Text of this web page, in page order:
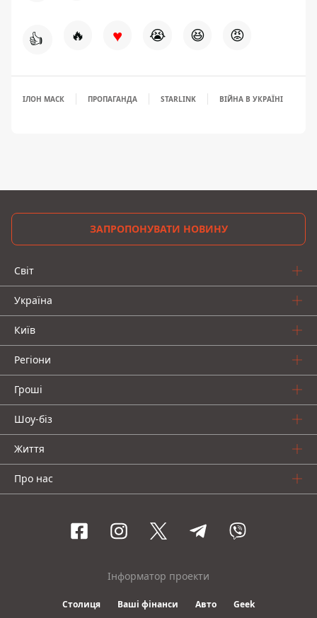
👍 🔥 ♥ 😭 😆 😡
ІЛОН МАСК ПРОПАГАНДА STARLINK ВІЙНА В УКРАЇНІ
ЗАПРОПОНУВАТИ НОВИНУ
Світ
Україна
Київ
Регіони
Гроші
Шоу-біз
Життя
Про нас
Інформатор проекти
Столиця Ваші фінанси Авто Geek